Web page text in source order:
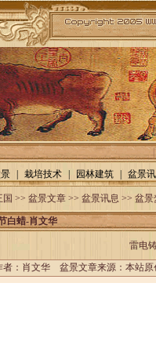
栽培技术 园林建筑 盆景
国 >> 盆景文章 >> 盆景讯息 >> 盆景
白蜡-肖文华
雷电
者： 肖文华盆景文章来源：本站原